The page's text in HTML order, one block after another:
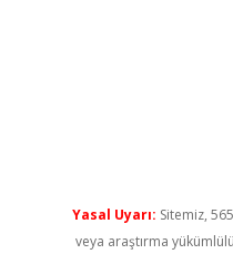
Yasal Uyarı: Sitemiz,
veya araştırma